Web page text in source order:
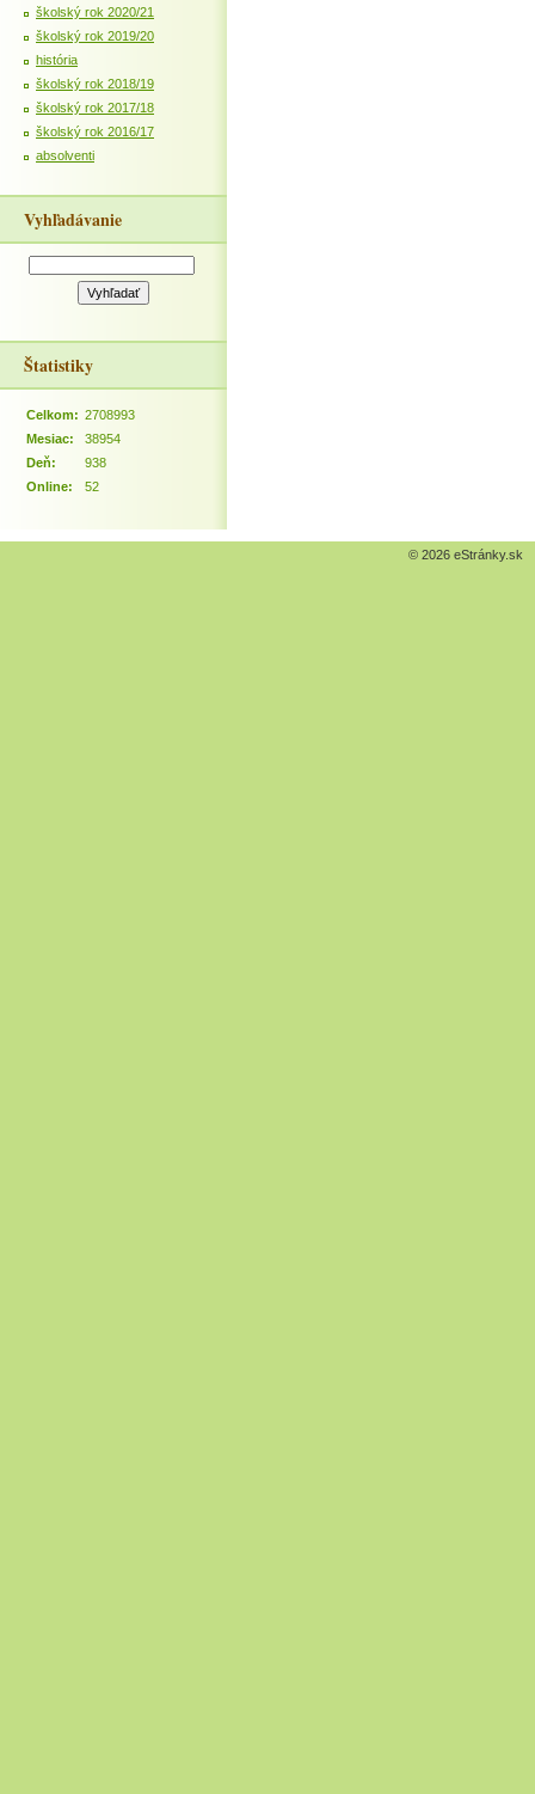
školský rok 2020/21
školský rok 2019/20
história
školský rok 2018/19
školský rok 2017/18
školský rok 2016/17
absolventi
Vyhľadávanie
Štatistiky
Online: 52
Celkom: 2708993
Mesiac:
38954
Deň:
938
© 2026 eStránky.sk